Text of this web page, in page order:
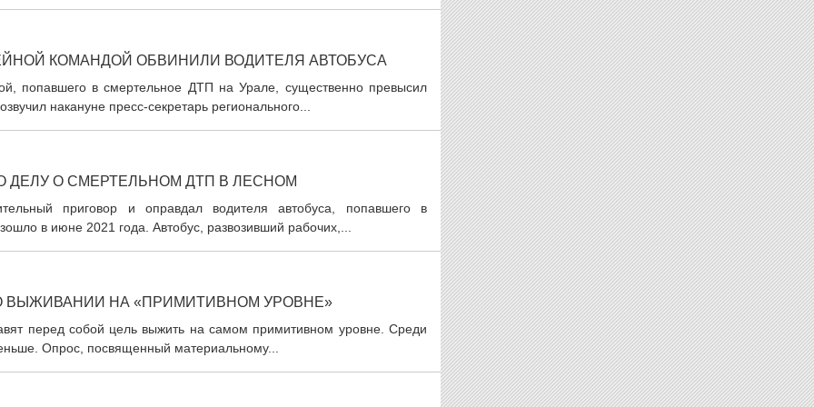
КОМАНДОЙ ОБВИНИЛИ ВОДИТЕЛЯ АВТОБУСА
попавшего в смертельное ДТП на Урале, существенно превысил
накануне пресс-секретарь регионального...
ДЕЛУ О СМЕРТЕЛЬНОМ ДТП В ЛЕСНОМ
приговор и оправдал водителя автобуса, попавшего в
в июне 2021 года. Автобус, развозивший рабочих,...
НА «ПРИМИТИВНОМ УРОВНЕ»
перед собой цель выжить на самом примитивном уровне. Среди
Опрос, посвященный материальному...